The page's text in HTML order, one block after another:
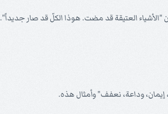
"الأشياء العتيقة قد مضت. هوذا الكلّ قد صار جديداً".
إيمان، وداعة، نعفف" وأمثال هذه.